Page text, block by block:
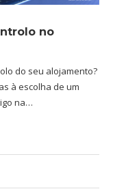
no
do seu alojamento?
à escolha de um
na…